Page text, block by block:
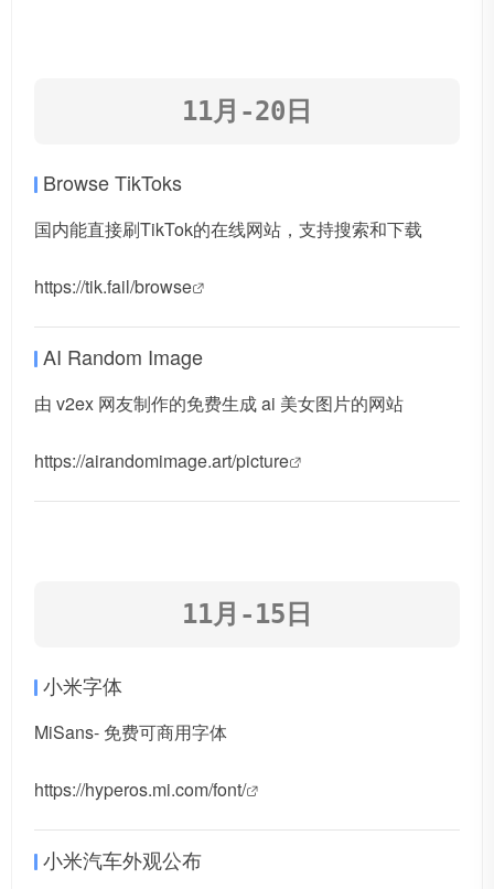
11月-20日
Browse TikToks
国内能直接刷TikTok的在线网站，支持搜索和下载
https://tik.fail/browse
AI Random Image
由 v2ex 网友制作的免费生成 ai 美女图片的网站
https://airandomimage.art/picture
11月-15日
小米字体
MiSans- 免费可商用字体
https://hyperos.mi.com/font/
小米汽车外观公布